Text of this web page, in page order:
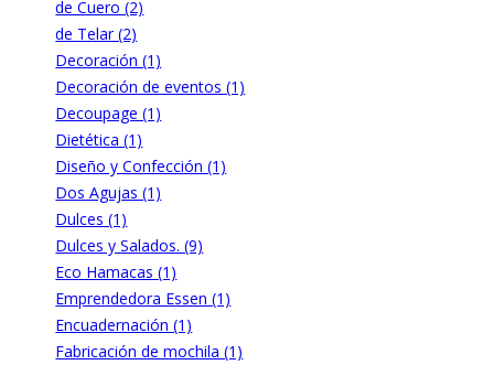
de Cuero (2)
de Telar (2)
Decoración (1)
Decoración de eventos (1)
Decoupage (1)
Dietética (1)
Diseño y Confección (1)
Dos Agujas (1)
Dulces (1)
Dulces y Salados. (9)
Eco Hamacas (1)
Emprendedora Essen (1)
Encuadernación (1)
Fabricación de mochila (1)